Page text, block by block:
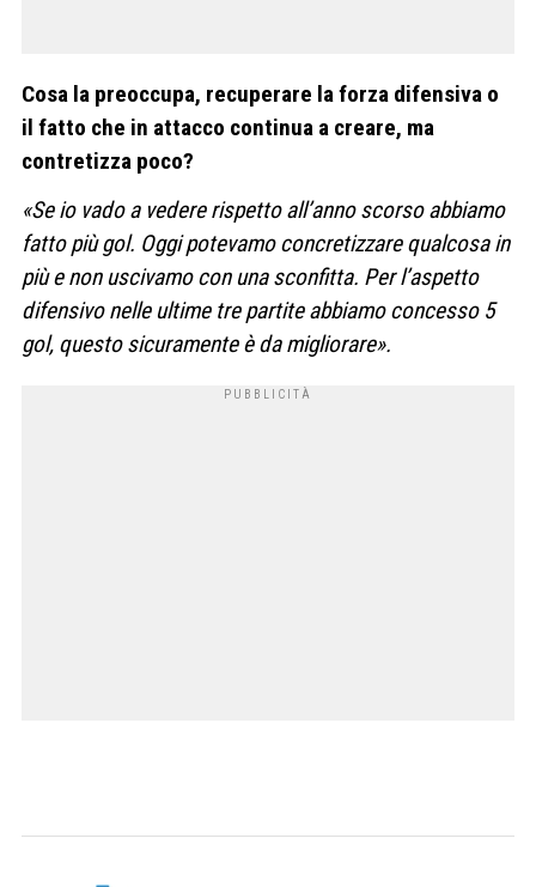
Cosa la preoccupa, recuperare la forza difensiva o
il fatto che in attacco continua a creare, ma
contretizza poco?
«Se io vado a vedere rispetto all’anno scorso abbiamo
fatto più gol. Oggi potevamo concretizzare qualcosa in
più e non uscivamo con una sconfitta. Per l’aspetto
difensivo nelle ultime tre partite abbiamo concesso 5
gol, questo sicuramente è da migliorare».